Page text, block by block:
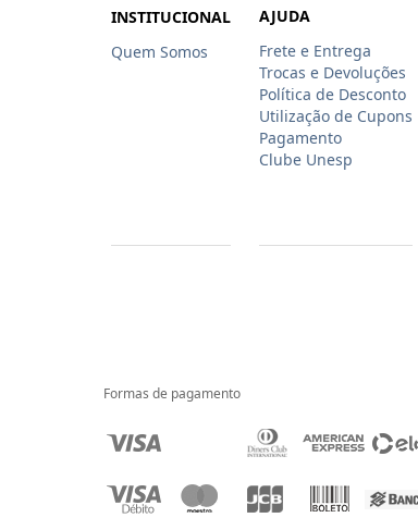
INSTITUCIONAL
Quem Somos
AJUDA
Frete e Entrega
Trocas e Devoluções
Política de Desconto
Utilização de Cupons
Pagamento
Clube Unesp
Formas de pagamento